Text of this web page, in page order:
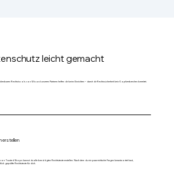
leicht gemacht
Rechtstools von Wix und unseren Partnern helfen dir beim Einrichten – damit dir Rechtssicherheit kein Kopfzerbrechen bereitet.
erstellen
Trusted Shops kannst du alle benötigten Rechtstexte erstellen. Nachdem du ein paar einfache Fragen beantwortet hast,
geprüfte Rechtstexte für dich.